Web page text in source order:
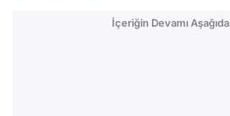
İçeriğin Devamı Aşağıda